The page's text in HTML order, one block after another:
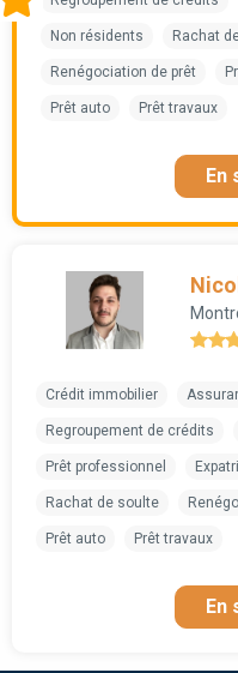
Non résidents Rachat
Renégociation de prêt
Prêt auto Prêt travaux
En
Crédit immobilier
Regroupement de crédits
Prêt professionnel
Rachat de soulte
Prêt auto Prêt travaux
En